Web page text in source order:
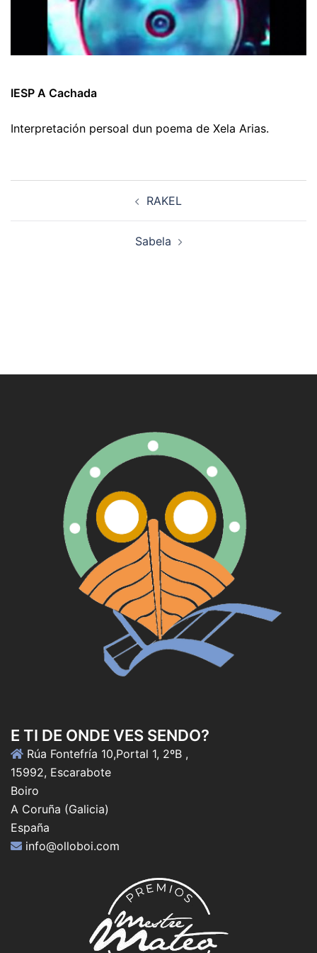
IESP A Cachada
Interpretación persoal dun poema de Xela Arias.
RAKEL
Sabela
E TI DE ONDE VES SENDO?
Rúa Fontefría 10,Portal 1, 2ºB ,
15992, Escarabote
Boiro
A Coruña (Galicia)
España
info@olloboi.com